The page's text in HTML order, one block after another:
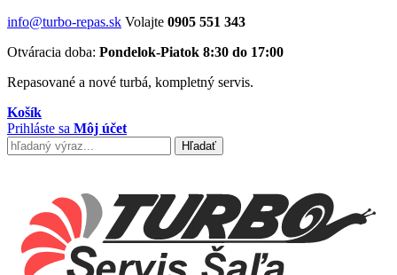
info@turbo-repas.sk Volajte 0905 551 343
Otváracia doba: Pondelok-Piatok 8:30 do 17:00
Repasované a nové turbá, kompletný servis.
Košík
Prihláste sa Môj účet